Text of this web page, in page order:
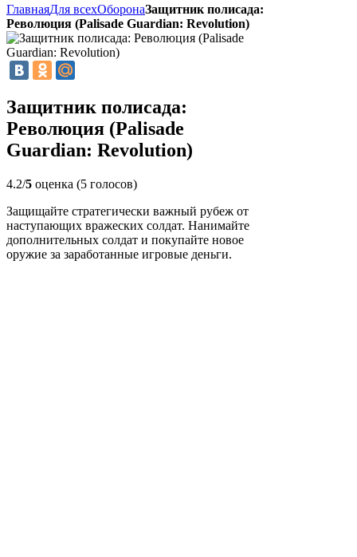
ГлавнаяДля всехОборонаЗащитник полисада:
Революция (Palisade Guardian: Revolution)
Защитник полисада:
Революция (Palisade
Guardian: Revolution)
4.2/5 оценка (5 голосов)
Защищайте стратегически важный рубеж от
наступающих вражеских солдат. Нанимайте
дополнительных солдат и покупайте новое
оружие за заработанные игровые деньги.